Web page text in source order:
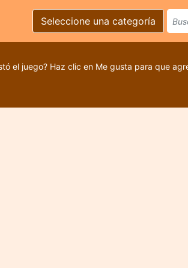
Seleccione una categoría
el juego? Haz clic en Me gusta para que